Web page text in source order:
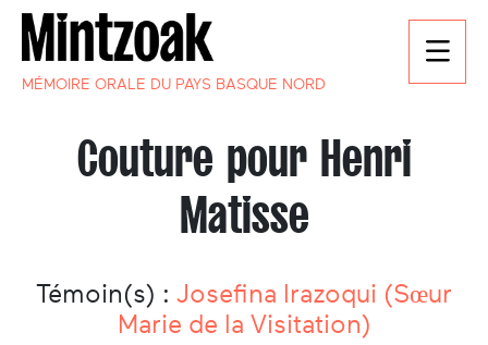
MÉMOIRE ORALE DU PAYS BASQUE NORD
Couture pour Henri
Matisse
Témoin(s) : Josefina Irazoqui (Sœur
Marie de la Visitation)